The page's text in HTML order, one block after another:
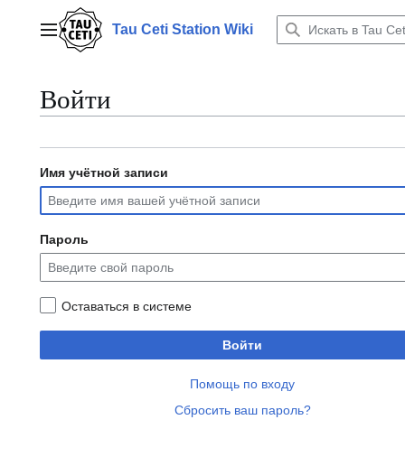
содержаниюГлавное менюTau Ceti Station Wiki
Войти
Имя учётной записи
Пароль
Оставаться в системе
Войти
Помощь по входу
Сбросить ваш пароль?